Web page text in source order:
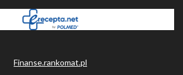
Finanse.rankomat.pl